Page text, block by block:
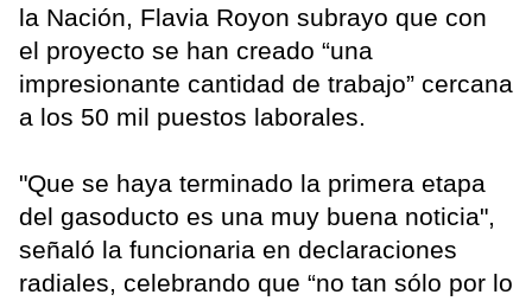
la Nación, Flavia Royon subrayo que con
el proyecto se han creado “una
impresionante cantidad de trabajo” cercana
a los 50 mil puestos laborales.
"Que se haya terminado la primera etapa
del gasoducto es una muy buena noticia",
señaló la funcionaria en declaraciones
radiales, celebrando que “no tan sólo por lo